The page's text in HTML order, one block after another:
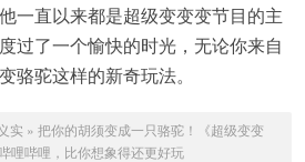
一直以来都是超级变变变节目的主
过了一个愉快的时光，无论你来自
骆驼这样的新奇玩法。
实 » 把你的胡须变成一只骆驼！《超级变变
哩哔哩，比你想象得还更好玩